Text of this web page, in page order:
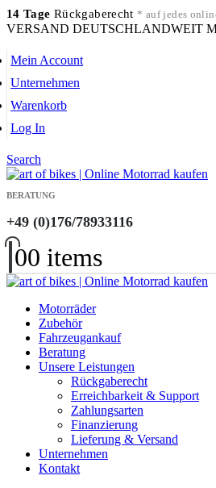
14 Tage Rückgaberecht * auf jedes
VERSAND DEUTSCHLANDWEIT
Mein Account
Unternehmen
Warenkorb
Log In
Search
BERATUNG
+49 (0)176/78933116
00 items
Motorräder
Zubehör
Fahrzeugankauf
Beratung
Unsere Leistungen
Rückgaberecht
Erreichbarkeit & Support
Zahlungsarten
Finanzierung
Lieferung & Versand
Unternehmen
Kontakt